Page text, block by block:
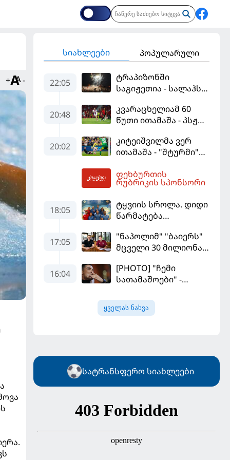
+ -
სიახლეები პოპულარული
22:05
ტრაპიზონში
საგიჟეთია - სალაჰს
დახვდა
20:48
კვარაცხელიამ 60
წუთი ითამაშა - პსჟ
მატჩში
"მალიორკასთან"
20:02
კიტეიშვილმა ვერ
ითამაშა - "შტურმი"
"ფენერბაჰჩესთან"
დამარცხდა
ფეხბურთის
რუბრიკის სპონსორი
18:05
ტყვიის სროლა. დიდი
წარმატება
17:05
"ნაპოლიმ" "ბაიერს"
მცველი 30 მილიონად
16:04
[PHOTO] "ჩემი
სათამაშოები" -
ძვირფასი ავტოპარკი
აჩვენა
ყველას ნახვა
სატრანსფერო სიახლეები